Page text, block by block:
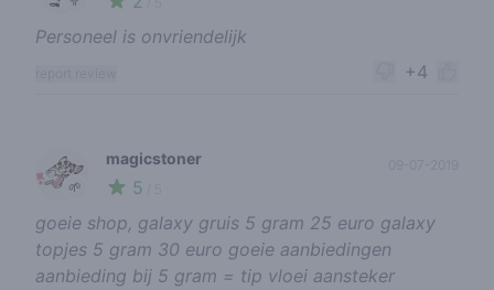
Personeel is onvriendelijk
+4
🌱
magicstoner
5
goeie shop, galaxy gruis 5 gram 25 euro galaxy
topjes 5 gram 30 euro goeie aanbiedingen
aanbieding bij 5 gram = tip vloei aansteker